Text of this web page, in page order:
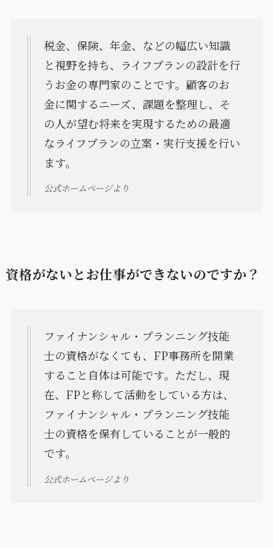
税金、保険、年金、などの幅広い知識
と視野を持ち、ライフプランの設計を行
うお金の専門家のことです。顧客のお
金に関するニーズ、課題を整理し、そ
の人が望む将来を実現するための最適
なライフプランの立案・実行支援を行い
ます。
公式ホームページより
資格がないとお仕事ができないのですか？
ファイナンシャル・プランニング技能
士の資格がなくても、FP事務所を開業
すること自体は可能です。ただし、現
在、FPと称して活動をしている方は、
ファイナンシャル・プランニング技能
士の資格を保有していることが一般的
です。
公式ホームページより